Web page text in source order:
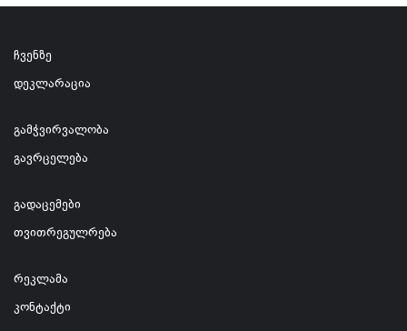
ჩვენზე
დეკლარაცია
გამჭვირვალობა
გავრცელება
გადაცემები
თვითრეგულრება
რეკლამა
კონტაქტი